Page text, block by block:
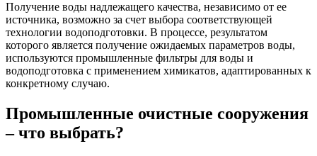
Получение воды надлежащего качества, независимо от ее
источника, возможно за счет выбора соответствующей
технологии водоподготовки. В процессе, результатом
которого является получение ожидаемых параметров воды,
используются промышленные фильтры для воды и
водоподготовка с применением химикатов, адаптированных к
конкретному случаю.
Промышленные очистные сооружения
– что выбрать?